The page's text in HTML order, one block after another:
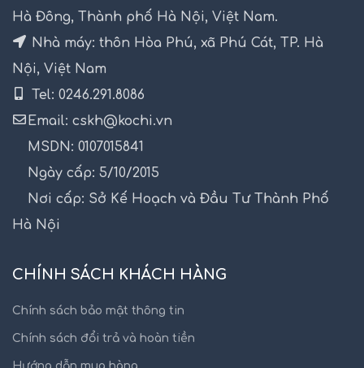
Hà Đông, Thành phố Hà Nội, Việt Nam.
Nhà máy: thôn Hòa Phú, xã Phú Cát, TP. Hà
Nội, Việt Nam
Tel: 0246.291.8086
Email: cskh@kochi.vn
MSDN: 0107015841
Ngày cấp: 5/10/2015
Nơi cấp: Sở Kế Hoạch và Đầu Tư Thành Phố
Hà Nội
CHÍNH SÁCH KHÁCH HÀNG
Chính sách bảo mật thông tin
Chính sách đổi trả và hoàn tiền